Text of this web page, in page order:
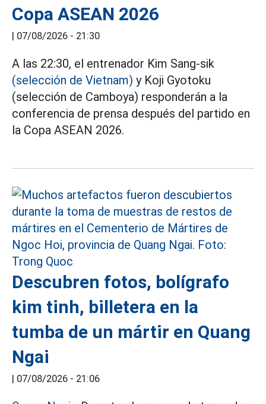
Copa ASEAN 2026
| 07/08/2026 - 21:30
A las 22:30, el entrenador Kim Sang-sik
(selección de Vietnam) y Koji Gyotoku
(selección de Camboya) responderán a la
conferencia de prensa después del partido en
la Copa ASEAN 2026.
Descubren fotos, bolígrafo
kim tinh, billetera en la
tumba de un mártir en Quang
Ngai
| 07/08/2026 - 21:06